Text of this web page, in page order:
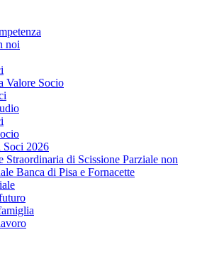
noi
Valore Socio
Soci 2026
Straordinaria di Scissione Parziale non
Banca di Pisa e Fornacette